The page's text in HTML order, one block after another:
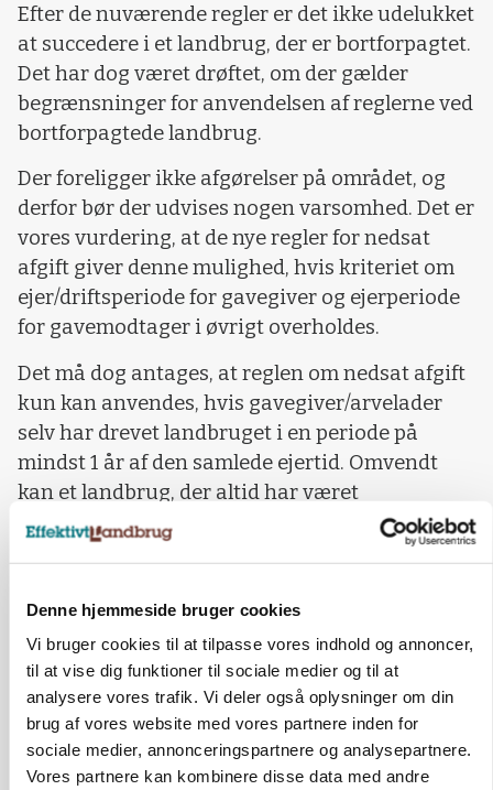
Denne hjemmeside bruger cookies
Vi bruger cookies til at tilpasse vores indhold og annoncer,
til at vise dig funktioner til sociale medier og til at
analysere vores trafik. Vi deler også oplysninger om din
brug af vores website med vores partnere inden for
sociale medier, annonceringspartnere og analysepartnere.
Vores partnere kan kombinere disse data med andre
Efter de nuværende regler er det ikke udelukket
at succedere i et landbrug, der er bortforpagtet.
Det har dog været drøftet, om der gælder
begrænsninger for anvendelsen af reglerne ved
bortforpagtede landbrug.
Der foreligger ikke afgørelser på området, og
derfor bør der udvises nogen varsomhed. Det er
vores vurdering, at de nye regler for nedsat
afgift giver denne mulighed, hvis kriteriet om
ejer/driftsperiode for gavegiver og ejerperiode
for gavemodtager i øvrigt overholdes.
Det må dog antages, at reglen om nedsat afgift
kun kan anvendes, hvis gavegiver/arvelader
selv har drevet landbruget i en periode på
mindst 1 år af den samlede ejertid. Omvendt
kan et landbrug, der altid har været
bortforpagtet, næppe overdrages med nedsat
generationsskiftet påbegyndes.
Få aktuelle nyheder i indbakken
Tilmeld